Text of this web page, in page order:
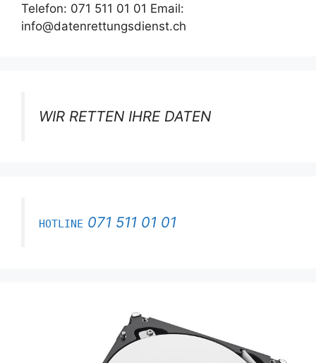
Telefon: 071 511 01 01 Email:
info@datenrettungsdienst.ch
WIR RETTEN IHRE DATEN
HOTLINE 071 511 01 01